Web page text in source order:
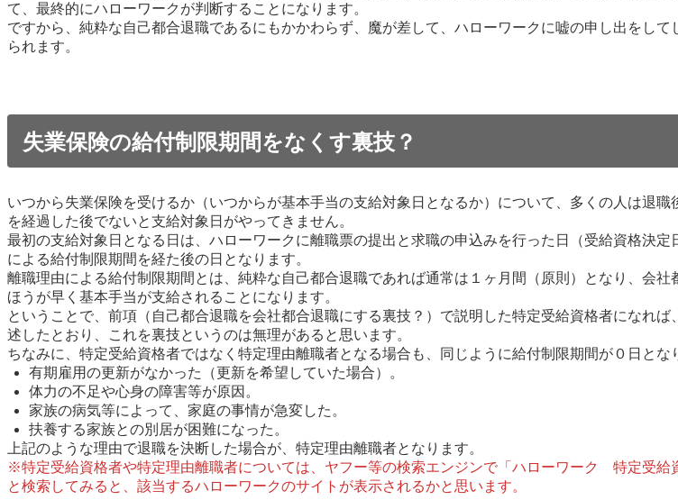
て、最終的にハローワークが判断することになります。
ですから、純粋な自己都合退職であるにもかかわらず、魔が差して、ハローワークに嘘の申し出をし
られます。
失業保険の給付制限期間をなくす裏技？
いつから失業保険を受けるか（いつからが基本手当の支給対象日となるか）について、多くの人は退
を経過した後でないと支給対象日がやってきません。
最初の支給対象日となる日は、ハローワークに離職票の提出と求職の申込みを行った日（受給資格決
による給付制限期間を経た後の日となります。
離職理由による給付制限期間とは、純粋な自己都合退職であれば通常は１ヶ月間（原則）となり、会
ほうが早く基本手当が支給されることになります。
ということで、前項（自己都合退職を会社都合退職にする裏技？）で説明した特定受給資格者になれ
述したとおり、これを裏技というのは無理があると思います。
ちなみに、特定受給資格者ではなく特定理由離職者となる場合も、同じように給付制限期間が０日とな
有期雇用の更新がなかった（更新を希望していた場合）。
体力の不足や心身の障害等が原因。
家族の病気等によって、家庭の事情が急変した。
扶養する家族との別居が困難になった。
上記のような理由で退職を決断した場合が、特定理由離職者となります。
※特定受給資格者や特定理由離職者については、ヤフー等の検索エンジンで「ハローワーク 特定受
と検索してみると、該当するハローワークのサイトが表示されるかと思います。